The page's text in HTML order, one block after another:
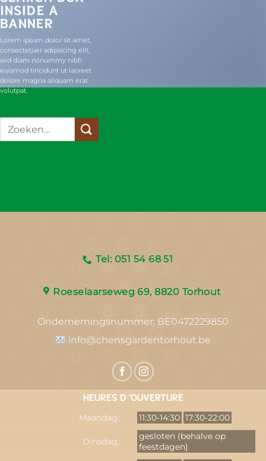
INSIDE A
BANNER
Lorem ipsum dolor sit amet,
consectetuer adipiscing elit,
sed diam nonummy nibh
euismod tincidunt ut laoreet
dolore magna aliquam erat
volutpat.
Zoeken
Tel: 051 54 68 51
Roeselaarseweg 69, 8820 Torhout
Ondernemingsnummer: BE0472229850
info@chensgardentorhout.be
HEURES D 'OUVERTURE
Maandag: 11:30-14:30 17:30-22:00
Dinsdag:
gesloten (behalve op
feestdagen)